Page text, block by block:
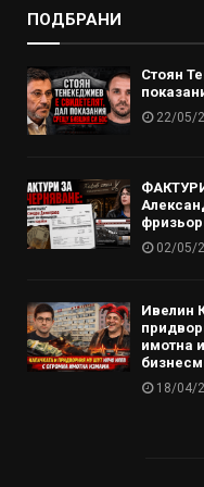
ПОДБРАНИ
Стоян
22/05/
02/05/
Ивелин
имотна
18/04/